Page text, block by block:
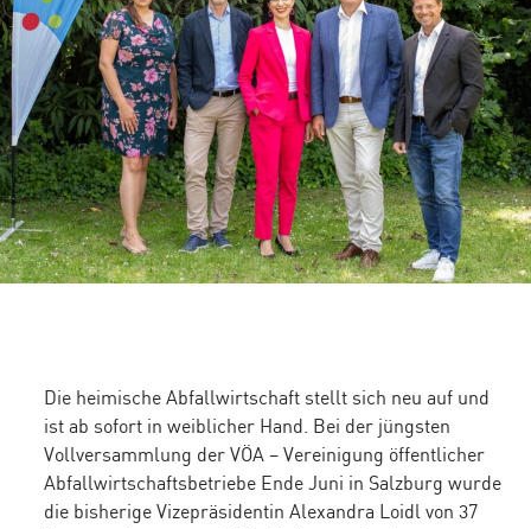
Die heimische Abfallwirtschaft stellt sich neu auf und
ist ab sofort in weiblicher Hand. Bei der jüngsten
Vollversammlung der VÖA – Vereinigung öffentlicher
Abfallwirtschaftsbetriebe Ende Juni in Salzburg wurde
die bisherige Vizepräsidentin Alexandra Loidl von 37